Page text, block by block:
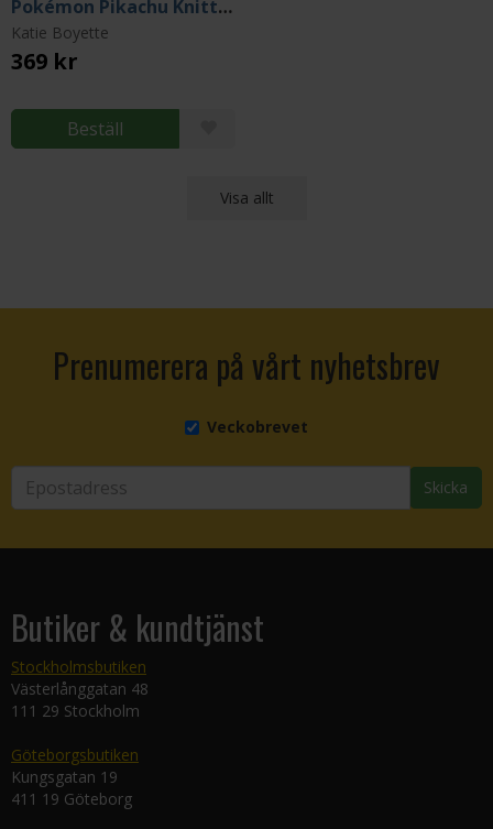
Pokémon Pikachu Knitting Kit
Katie Boyette
369 kr
Beställ
Visa allt
Prenumerera på vårt nyhetsbrev
Veckobrevet
Skicka
Butiker & kundtjänst
Stockholmsbutiken
Västerlånggatan 48
111 29 Stockholm
Göteborgsbutiken
Kungsgatan 19
411 19 Göteborg